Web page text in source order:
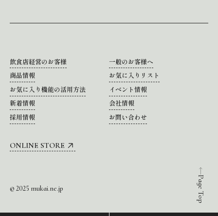
Page Top
飲食店経営のお客様
一般のお客様へ
商品情報
お気に入りリスト
お気に入り機能の活用方法
イベント情報
新着情報
会社情報
採用情報
お問い合わせ
ONLINE STORE
© 2025 mukai.ne.jp